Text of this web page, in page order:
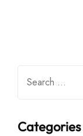
Categories